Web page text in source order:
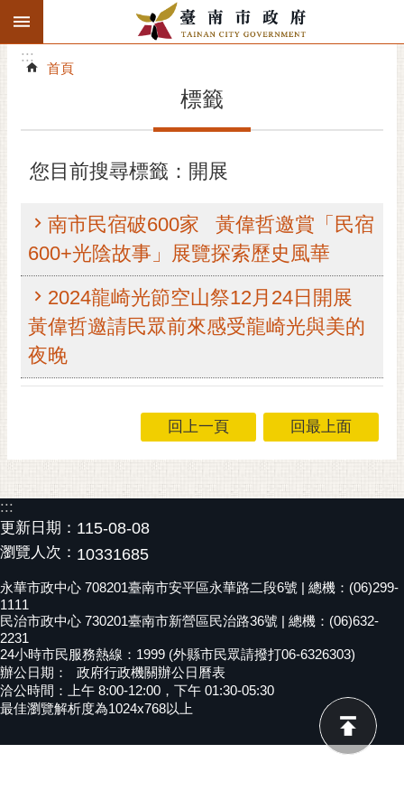
跳到主要內容區塊
搜
階
精彩府城
市府團隊
主題服務
市政資訊
市民互動
光
花
桐
花
祭
網
站
覽
:::
:::
首頁
標籤
您目前搜尋標籤：開展
南市民宿破600家 黃偉哲邀賞「民宿
600+光陰故事」展覽探索歷史風華
2024龍崎光節空山祭12月24日開展
黃偉哲邀請民眾前來感受龍崎光與美的
夜晚
回上一頁 回最上面
:::
更新日期： 115-08-08
瀏覽人次： 10331685
永華市政中心 708201臺南市安平區永華路二段6號 | 總機：(06)299-
1111
民治市政中心 730201臺南市新營區民治路36號 | 總機：(06)632-
2231
24小時市民服務熱線：1999 (外縣市民眾請撥打06-6326303)
辦公日期：
政府行政機關辦公日曆表
洽公時間：上午 8:00-12:00，下午 01:30-05:30
最佳瀏覽解析度為1024x768以上